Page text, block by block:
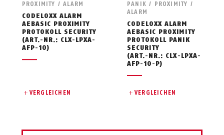
PROXIMITY / ALARM
CODELOXX ALARM
AEBASIC PROXIMITY
PROTOKOLL SECURITY
(ART.-NR.: CLX-LPXA-
AFP-10)
VERGLEICHEN
PANIK / PROXIMITY /
ALARM
CODELOXX ALARM
AEBASIC PROXIMITY
PROTOKOLL PANIK
SECURITY
(ART.-NR.: CLX-LPXA-
AFP-10-P)
VERGLEICHEN